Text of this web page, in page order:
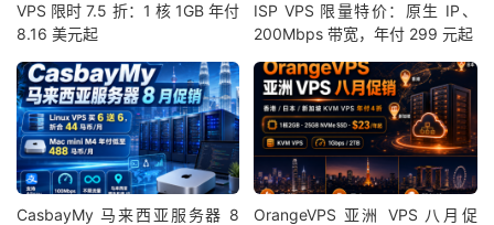
VPS 限时 7.5 折：1 核 1GB 年付
8.16 美元起
ISP VPS 限量特价：原生 IP、
200Mbps 带宽，年付 299 元起
CasbayMy 马来西亚服务器 8
OrangeVPS 亚洲 VPS 八月促